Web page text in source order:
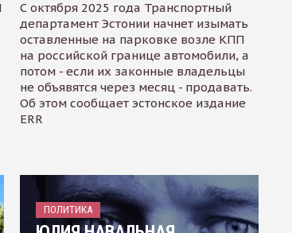
С октября 2025 года Транспортный
департамент Эстонии начнет изымать
оставленные на парковке возле КПП
на российской границе автомобили, а
потом - если их законные владельцы
не объявятся через месяц - продавать.
Об этом сообщает эстонское издание
ERR
ПОЛИТИКА